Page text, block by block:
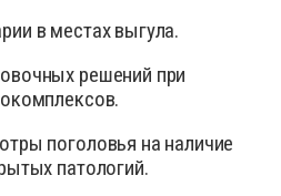
в местах выгула.
решений при
поголовья на наличие
патологий.